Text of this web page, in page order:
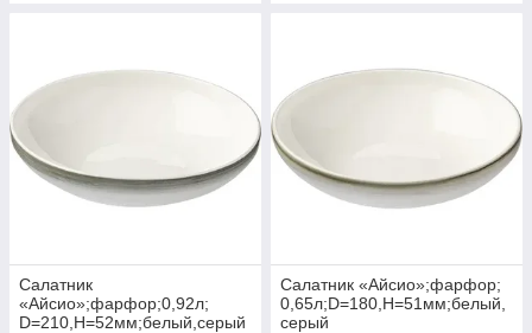
Салатник
«Айсио»;фарфор;0,92л;
D=210,H=52мм;белый,серый
Салатник «Айсио»;фарфор;
0,65л;D=180,H=51мм;белый,
серый